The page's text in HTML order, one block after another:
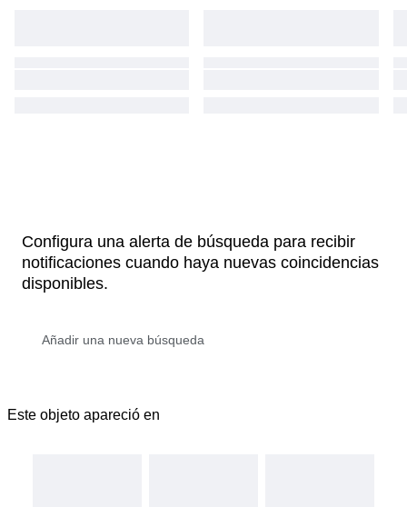
Configura una alerta de búsqueda para recibir
notificaciones cuando haya nuevas coincidencias
disponibles.
Este objeto apareció en